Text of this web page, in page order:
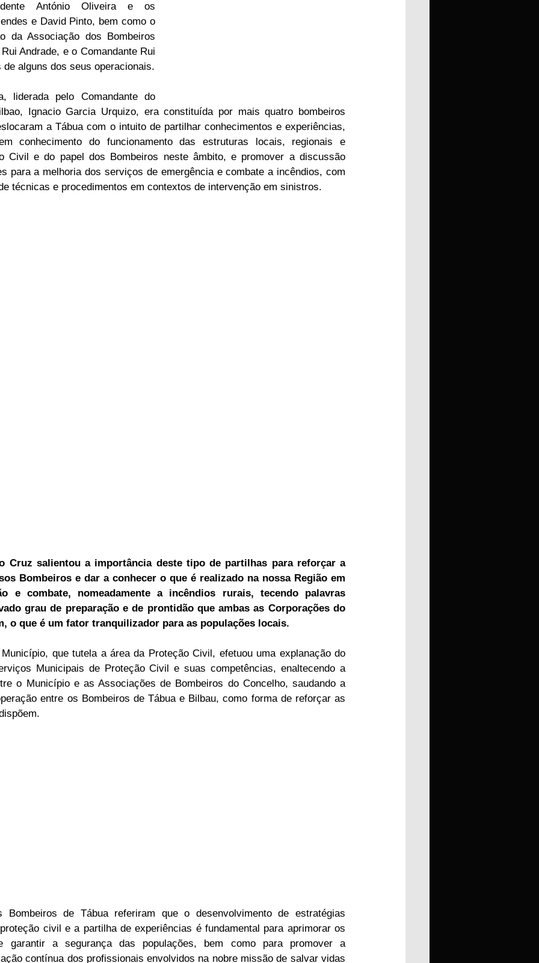
António Oliveira e os
e David Pinto, bem como o
da Associação dos Bombeiros
Andrade, e o Comandante Rui
de alguns dos seus operacionais.
liderada pelo Comandante do
Ignacio Garcia Urquizo, era constituída por mais quatro bombeiros
a Tábua com o intuito de partilhar conhecimentos e experiências,
conhecimento do funcionamento das estruturas locais, regionais e
Civil e do papel dos Bombeiros neste âmbito, e promover a discussão
para a melhoria dos serviços de emergência e combate a incêndios, com
técnicas e procedimentos em contextos de intervenção em sinistros.
Cruz salientou a importância deste tipo de partilhas para reforçar a
Bombeiros e dar a conhecer o que é realizado na nossa Região em
e combate, nomeadamente a incêndios rurais, tecendo palavras
grau de preparação e de prontidão que ambas as Corporações do
o que é um fator tranquilizador para as populações locais.
que tutela a área da Proteção Civil, efetuou uma explanação do
Municipais de Proteção Civil e suas competências, enaltecendo a
o Município e as Associações de Bombeiros do Concelho, saudando a
entre os Bombeiros de Tábua e Bilbau, como forma de reforçar as
Bombeiros de Tábua referiram que o desenvolvimento de estratégias
civil e a partilha de experiências é fundamental para aprimorar os
garantir a segurança das populações, bem como para promover a
contínua dos profissionais envolvidos na nobre missão de salvar vidas